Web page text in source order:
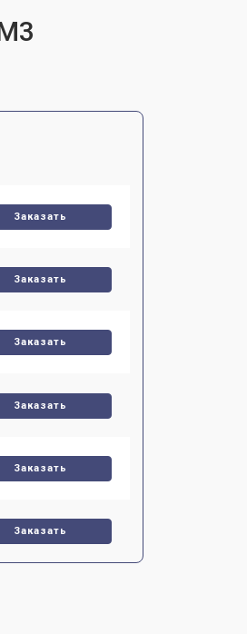
Заказать
Заказать
Заказать
Заказать
Заказать
Заказать